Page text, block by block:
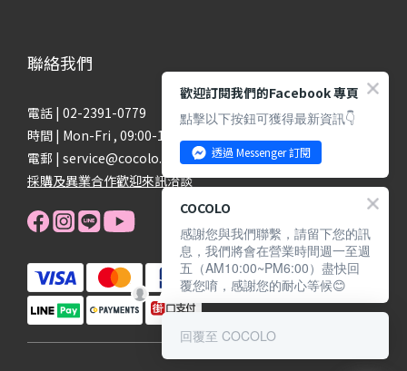
聯絡我們
電話 | 02-2391-0779
時間 | Mon-Fri , 09:00-18:00
電郵 | service@cocolo.com.tw
採購及異業合作歡迎來訊洽談
歡迎訂閱我們的Facebook 專頁
點擊以下按鈕可獲得最新資訊👇
透過 Messenger 訂閱
COCOLO
感謝您與我們聯繫，請留下您的訊
息，我們將會在營業時間週一至週
五（AM10:00~PM6:00）盡快回
覆您唷，感謝您的耐心等候😊
回覆至 COCOLO